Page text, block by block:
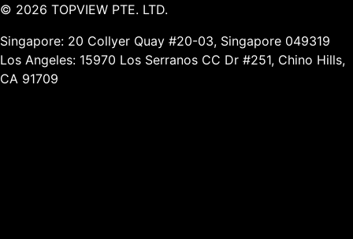
© 2026 TOPVIEW PTE. LTD.
Singapore: 20 Collyer Quay #20-03, Singapore 049319
Los Angeles: 15970 Los Serranos CC Dr #251, Chino Hills,
CA 91709